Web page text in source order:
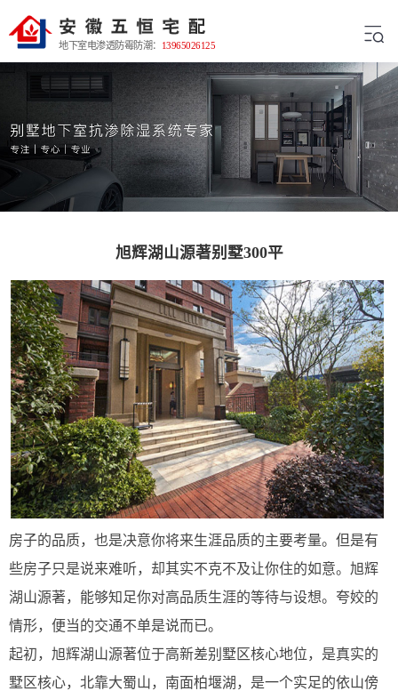
地下室电渗透防霉防潮： 13965026125
旭辉湖山源著别墅300平
房子的品质，也是决意你将来生涯品质的主要考量。但是有
些房子只是说来难听，却其实不克不及让你住的如意。旭辉
湖山源著，能够知足你对高品质生涯的等待与设想。夸姣的
情形，便当的交通不单是说而已。
起初，旭辉湖山源著位于高新差别墅区核心地位，是真实的
墅区核心，北靠大蜀山，南面柏堰湖，是一个实足的依山傍